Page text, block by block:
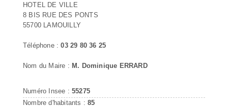
HOTEL DE VILLE
8 BIS RUE DES PONTS
55700 LAMOUILLY
Téléphone :03 29 80 36 25
Nom du Maire : M. Dominique ERRARD
Numéro Insee : 55275
Nombre d'habitants :85